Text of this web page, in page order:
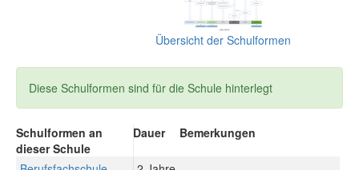
Übersicht der Schulformen
Diese Schulformen sind für die Schule hinterlegt
Schulformen an
dieser Schule
Dauer Bemerkungen